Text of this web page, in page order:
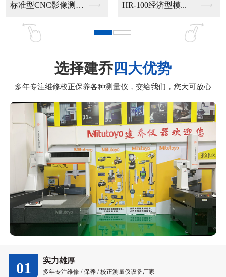
手动影像测量仪302... 手动影像测量仪201...
选择建乔四大优势
多年专注维修校正保养各种测量仪，交给我们，您大可放心
01 实力雄厚
多年专注维修 / 保养 / 校正测量仪设备厂家